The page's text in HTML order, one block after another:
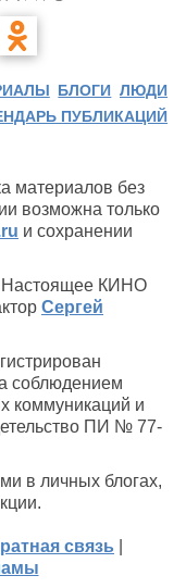
БЛОГИ ЛЮДИ
ПУБЛИКАЦИЙ
материалов без
возможна только
и сохранении
Настоящее КИНО
Сергей
соблюдением
коммуникаций и
ПИ № 77-
в личных блогах,
связь